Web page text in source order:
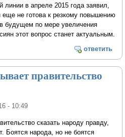
в апреле 2015 года заявил,
не готова к резкому повышению
будущем по мере увеличения
этот вопрос станет актуальным.
ответить
правительство
- 10:49
сказать народу правду,
Боятся народа, но не боятся